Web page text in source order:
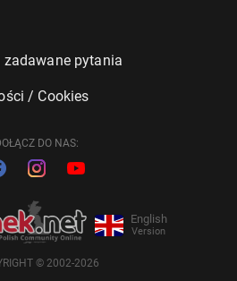
zadawane pytania
/ Cookies
DO NAS:
English
Version
© 2002-2026